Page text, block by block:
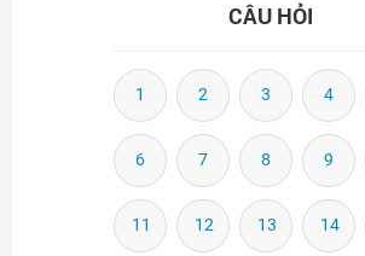
CÂU HỎI
1 2 3 4
6 7 8 9
11 12 13 14